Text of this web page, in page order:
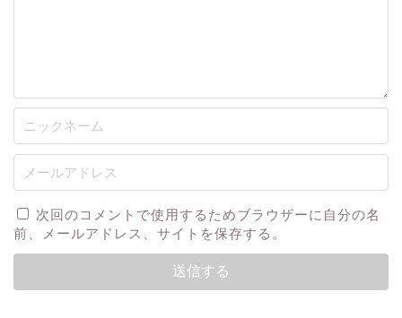
次回のコメントで使用するためブラウザーに自分の名
前、メールアドレス、サイトを保存する。